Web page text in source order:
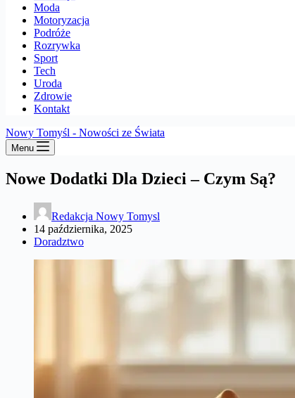
Moda
Motoryzacja
Podróże
Rozrywka
Sport
Tech
Uroda
Zdrowie
Kontakt
Nowy Tomyśl - Nowości ze Świata
Menu
Nowe Dodatki Dla Dzieci – Czym Są?
Redakcja Nowy Tomysl
14 października, 2025
Doradztwo